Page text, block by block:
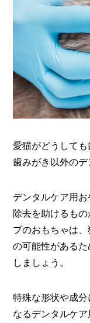
愛猫がどうしても
歯みがき以外のデ
デンタルケア用
除去を助けるも
プのおもちゃは
の可能性がある
しましょう。
特殊な形状や成
なるデンタルケ